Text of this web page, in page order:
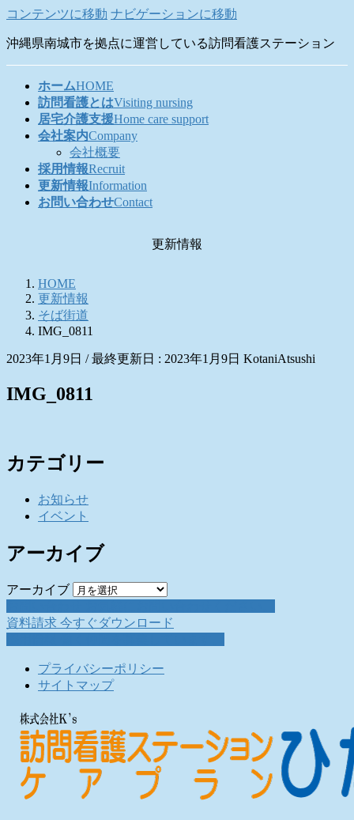
コンテンツに移動 ナビゲーションに移動
沖縄県南城市を拠点に運営している訪問看護ステーション
ホームHOME
訪問看護とはVisiting nursing
居宅介護支援Home care support
会社案内Company
会社概要
採用情報Recruit
更新情報Information
お問い合わせContact
更新情報
HOME
更新情報
そば街道
IMG_0811
2023年1月9日 / 最終更新日 : 2023年1月9日 KotaniAtsushi
IMG_0811
カテゴリー
お知らせ
イベント
アーカイブ
アーカイブ
資料請求 今すぐダウンロード
プライバシーポリシー
サイトマップ